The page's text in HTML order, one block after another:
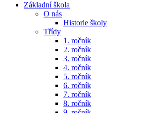
Základní škola
O nás
Historie školy
Třídy
1. ročník
2. ročník
3. ročník
4. ročník
5. ročník
6. ročník
7. ročník
8. ročník